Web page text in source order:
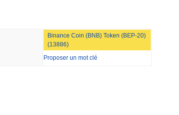
que le géant de la logistique AZ-
de Bitcoin signale 85 bugs
Binance Coin (BNB) Token (BEP-20)
(13886)
Proposer un mot clé